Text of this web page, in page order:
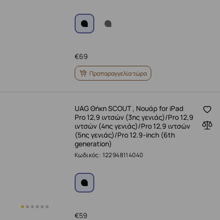
69
€
Προπαραγγελία τώρα
UAG Θήκη SCOUT , Νουάρ for iPad
Pro 12,9 ιντσών (3ης γενιάς)/Pro 12,9
ιντσών (4ης γενιάς)/Pro 12,9 ιντσών
(5ης γενιάς)/Pro 12.9-inch (6th
generation)
Κωδικός: 122948114040
59
€